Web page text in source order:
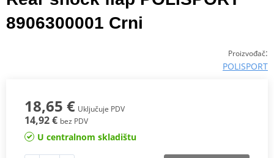
8906300001 Crni
Proizvođač:
POLISPORT
18,65 € Uključuje PDV
14,92 € bez PDV
U centralnom skladištu